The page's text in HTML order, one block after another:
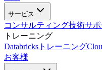
サービス
コンサルティング技術サポ
トレーニング
Databricksトレーニング
お客様